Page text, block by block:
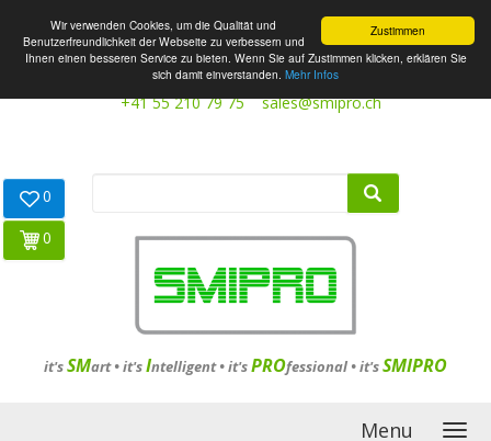
Zustimmen
Wir verwenden Cookies, um die Qualität und
Benutzerfreundlichkeit der Webseite zu verbessern und
Ihnen einen besseren Service zu bieten. Wenn Sie auf Zustimmen klicken, erklären Sie
sich damit einverstanden. Mehr Infos
+41 55 210 79 75 sales@smipro.ch
it'sSMart •it'sIntelligent•it'sPROfessional •it'sSMIPRO
0
0
Menu